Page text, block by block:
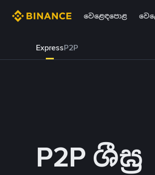
වෙළෙඳපොළ
ExpressP2P
P2P ශීඝ්‍ර